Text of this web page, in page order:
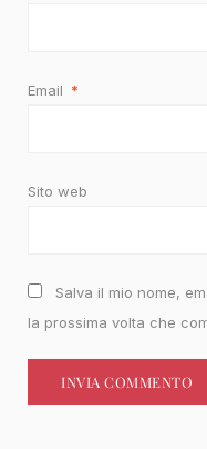
Email *
Sito web
Salva il mio nome,
la prossima volta che